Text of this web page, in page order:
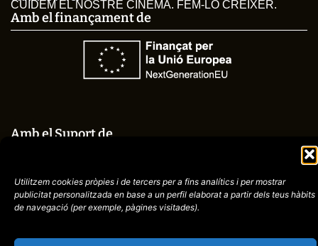
Utilitzem cookies pròpies i de tercers per a fins analítics i per mostrar
publicitatpersonalitzada en base a un perfil elaborat a partir dels teus hàbits
de navegació (perexemple, pàgines visitades).
CUIDEM EL NOSTRE CINEMA. FEM-LO CRÉIXER.
Amb el finançament de
Amb el Suport de
Avís
Política de
972758396